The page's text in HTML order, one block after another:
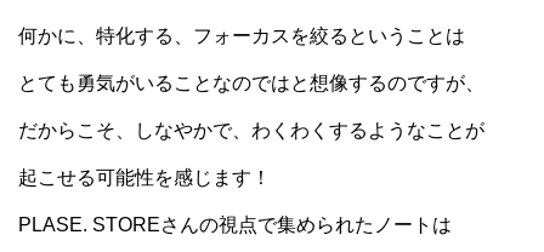
何かに、特化する、フォーカスを絞るということは
とても勇気がいることなのではと想像するのですが、
だからこそ、しなやかで、わくわくするようなことが
起こせる可能性を感じます！
PLASE. STOREさんの視点で集められたノートは